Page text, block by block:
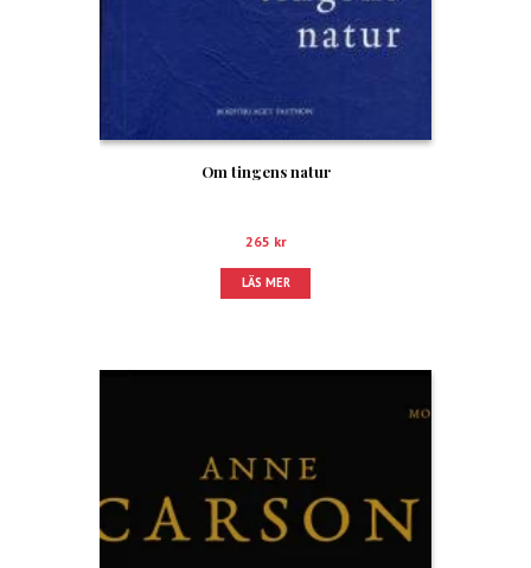
Om tingens natur
265 kr
LÄS MER